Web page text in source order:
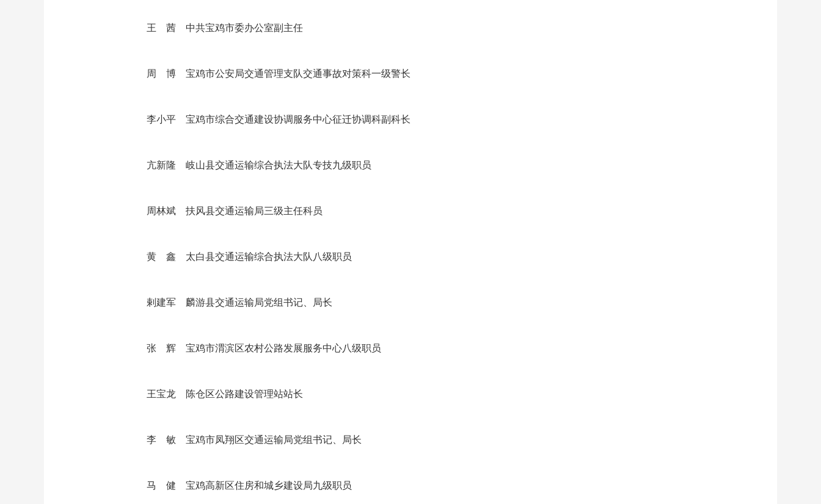
王 茜 中共宝鸡市委办公室副主任
周 博 宝鸡市公安局交通管理支队交通事故对策科一级警长
李小平 宝鸡市综合交通建设协调服务中心征迁协调科副科长
亢新隆 岐山县交通运输综合执法大队专技九级职员
周林斌 扶风县交通运输局三级主任科员
黄 鑫 太白县交通运输综合执法大队八级职员
剌建军 麟游县交通运输局党组书记、局长
张 辉 宝鸡市渭滨区农村公路发展服务中心八级职员
王宝龙 陈仓区公路建设管理站站长
李 敏 宝鸡市凤翔区交通运输局党组书记、局长
马 健 宝鸡高新区住房和城乡建设局九级职员